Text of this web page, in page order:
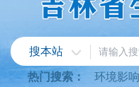
搜本站
热门搜索： 环境影